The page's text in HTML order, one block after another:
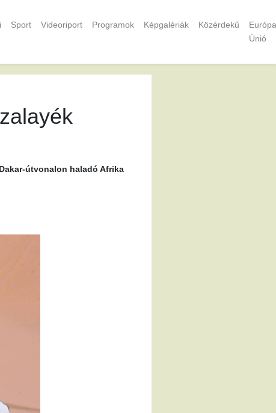
Sport Videoriport Programok Képgalériák Közérdekű
Únió
útvonalon haladó Afrika